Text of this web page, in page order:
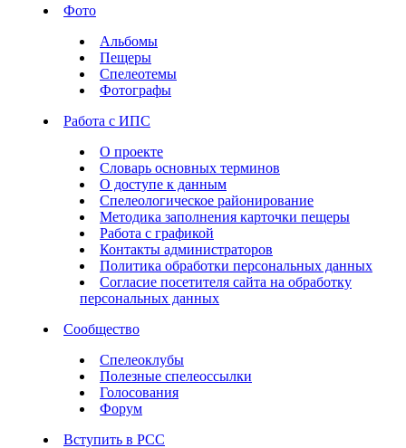
Фото
Альбомы
Пещеры
Спелеотемы
Фотографы
Работа с ИПС
О проекте
Словарь основных терминов
О доступе к данным
Спелеологическое районирование
Методика заполнения карточки пещеры
Работа с графикой
Контакты администраторов
Политика обработки персональных данных
Согласие посетителя сайта на обработку
персональных данных
Сообщество
Спелеоклубы
Полезные спелеоссылки
Голосования
Форум
Вступить в РСС